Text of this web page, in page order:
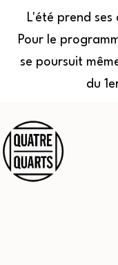
L'été prend
Pour le
se poursuit
du
au
contenu